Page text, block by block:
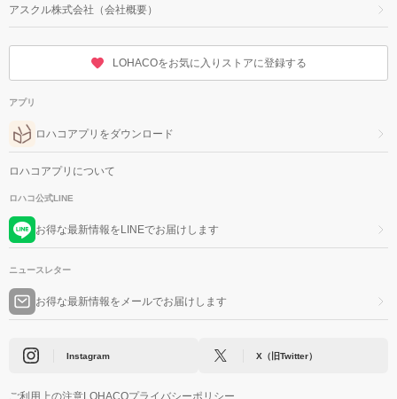
アスクル株式会社（会社概要）
LOHACOをお気に入りストアに登録する
アプリ
ロハコアプリをダウンロード
ロハコアプリについて
ロハコ公式LINE
お得な最新情報をLINEでお届けします
ニュースレター
お得な最新情報をメールでお届けします
Instagram X（旧Twitter）
ご利用上の注意 LOHACOプライバシーポリシー